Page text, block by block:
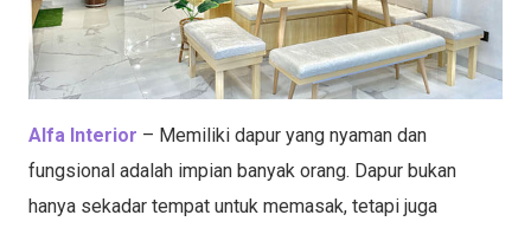
Alfa Interior – Memiliki dapur yang nyaman dan
fungsional adalah impian banyak orang. Dapur bukan
hanya sekadar tempat untuk memasak, tetapi juga